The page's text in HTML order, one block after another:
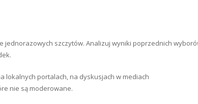
jednorazowych szczytów. Analizuj wyniki poprzednich
lokalnych portalach, na dyskusjach w mediach
nie są moderowane.